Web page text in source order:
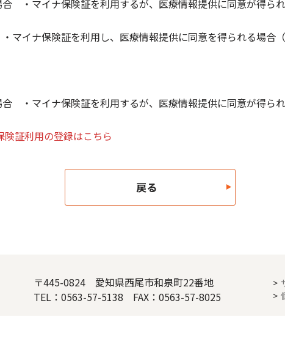
・マイナ保険証を利用するが、医療情報提供に同意が得られ
マイナ保険証を利用し、医療情報提供に同意を得られる場合（
・マイナ保険証を利用するが、医療情報提供に同意が得られ
証利用の登録はこちら
戻る
〒445-0824 愛知県西尾市和泉町22番地
TEL：0563-57-5138 FAX：0563-57-8025